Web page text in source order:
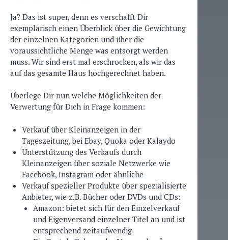
Ja? Das ist super, denn es verschafft Dir
exemplarisch einen Überblick über die Gewichtung
der einzelnen Kategorien und über die
voraussichtliche Menge was entsorgt werden
muss. Wir sind erst mal erschrocken, als wir das
auf das gesamte Haus hochgerechnet haben.
Überlege Dir nun welche Möglichkeiten der
Verwertung für Dich in Frage kommen:
Verkauf über Kleinanzeigen in der
Tageszeitung, bei Ebay, Quoka oder Kalaydo
Unterstützung des Verkaufs durch
Kleinanzeigen über soziale Netzwerke wie
Facebook, Instagram oder ähnliche
Verkauf spezieller Produkte über spezialisierte
Anbieter, wie z.B. Bücher oder DVDs und CDs:
Amazon: bietet sich für den Einzelverkauf
und Eigenversand einzelner Titel an und ist
entsprechend zeitaufwendig